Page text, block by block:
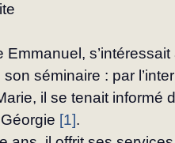
Emmanuel,
séminaire : par
il se tenait informé
[1].